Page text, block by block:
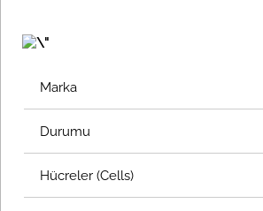
Marka
Durumu
Hücreler (Cells)